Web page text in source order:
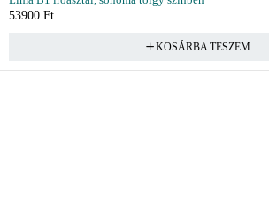
53900 Ft
KOSÁRBA TESZEM